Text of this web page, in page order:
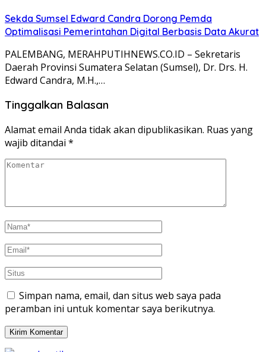
Sekda Sumsel Edward Candra Dorong Pemda
Optimalisasi Pemerintahan Digital Berbasis Data Akurat
PALEMBANG, MERAHPUTIHNEWS.CO.ID – Sekretaris
Daerah Provinsi Sumatera Selatan (Sumsel), Dr. Drs. H.
Edward Candra, M.H.,…
Tinggalkan Balasan
Alamat email Anda tidak akan dipublikasikan. Ruas yang
wajib ditandai *
Simpan nama, email, dan situs web saya pada
peramban ini untuk komentar saya berikutnya.